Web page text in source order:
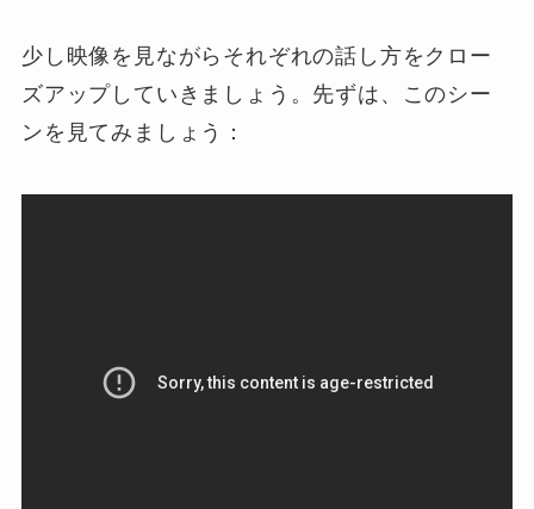
少し映像を見ながらそれぞれの話し方をクロー
ズアップしていきましょう。先ずは、このシー
ンを見てみましょう：